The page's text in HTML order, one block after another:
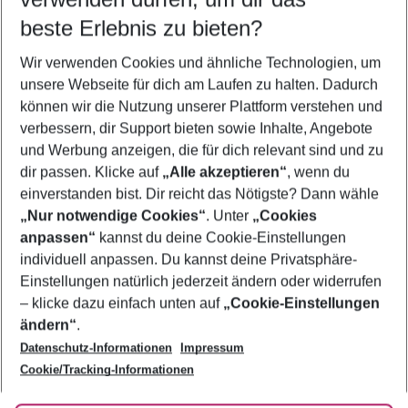
5-8 Nächte
2 Erwachsene Keine Kinder
Mehr Filter anzeigen
Footer
Footer navigation
Über uns
AGB
Bestpreisgarantie
Cookie-Einstellungen ändern
Cookie-Richtlinie
Agenturbetreuung
Barrierefreies Reisen
Folge uns
beste Erlebnis zu bieten?
Wir verwenden Cookies und ähnliche Technologien, um
unsere Webseite für dich am Laufen zu halten. Dadurch
können wir die Nutzung unserer Plattform verstehen und
verbessern, dir Support bieten sowie Inhalte, Angebote
und Werbung anzeigen, die für dich relevant sind und zu
dir passen. Klicke auf „Alle akzeptieren“, wenn du
einverstanden bist. Dir reicht das Nötigste? Dann wähle
„Nur notwendige Cookies“. Unter „Cookies
anpassen“ kannst du deine Cookie-Einstellungen
individuell anpassen. Du kannst deine Privatsphäre-
Einstellungen natürlich jederzeit ändern oder widerrufen
– klicke dazu einfach unten auf „Cookie-Einstellungen
ändern“.
Datenschutz-Informationen
Impressum
Cookie/Tracking-Informationen